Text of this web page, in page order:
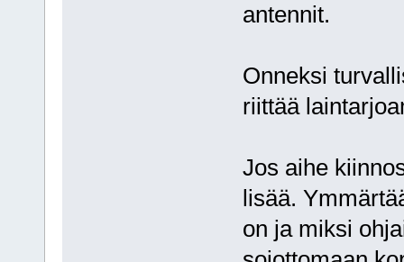
antennit.
Onneksi
riittää
Jos aihe
lisää.
on ja miksi